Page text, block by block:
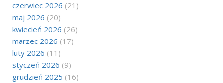
czerwiec 2026 (21)
maj 2026 (20)
kwiecień 2026 (26)
marzec 2026 (17)
luty 2026 (11)
styczeń 2026 (9)
grudzień 2025 (16)